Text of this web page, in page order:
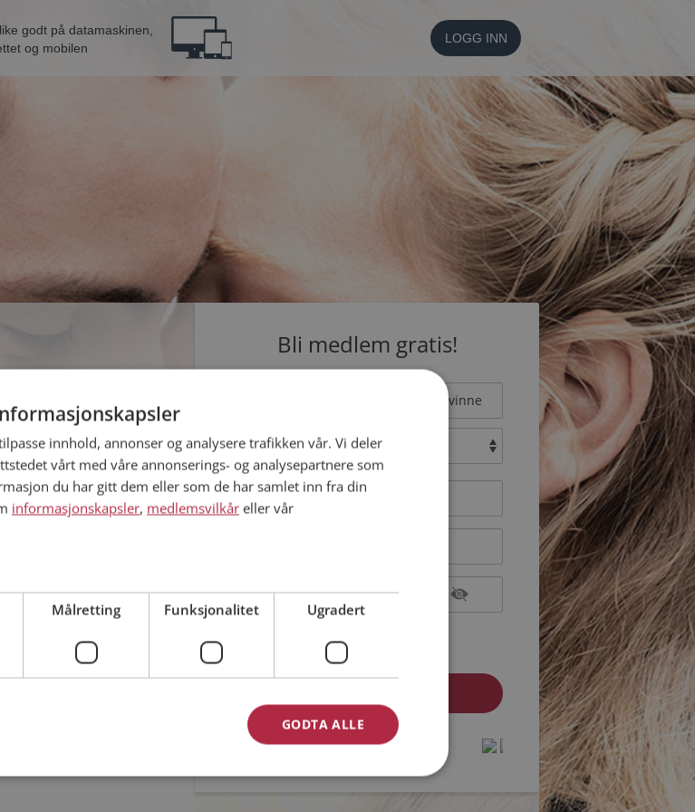
godt på datamaskinen,
og mobilen
LOGG INN
Bli medlem nå,
Møteplassen kan du bli
Lærdal
Bli medlem gratis!
Kvinne
Min alder:
Allerede medlem? Logg inn her »
protected by reCAPTCHA
Privacy-Terms
protected by reCAPTCHA
Privacy-Terms
innhold, annonser og analysere trafikken vår. Vi deler
vårt med våre annonserings- og analysepartnere som
du har gitt dem eller som de har samlet inn fra din
informasjonskapsler, medlemsvilkår eller vår
Målretting Funksjonalitet Ugradert
GODTA ALLE